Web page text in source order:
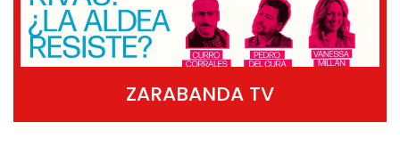
ZARABANDA TV